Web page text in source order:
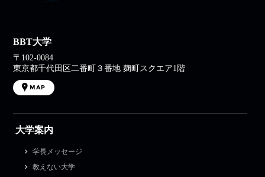
BBT大学
〒102-0084
東京都千代田区二番町３番地 麹町スクエア1階
MAP
大学案内
学長メッセージ
教えない大学